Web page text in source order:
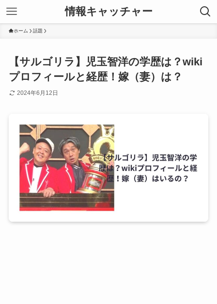
情報キャッチャー
ホーム 話題
【サルゴリラ】児玉智洋の学歴は？wiki
プロフィールと経歴！嫁（妻）は？
2024年6月12日